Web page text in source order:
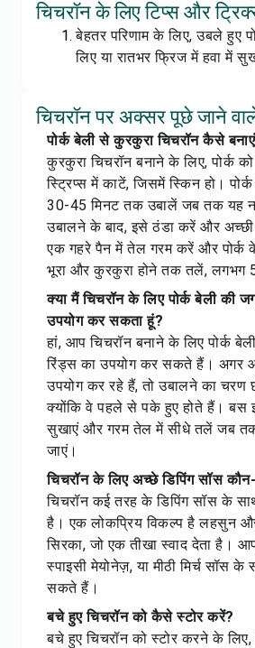
चिचरॉन के लिए टिप्स और
बेहतर परिणाम के लिए, उबले हुए
लिए या रातभर फ्रिज में हवा में
चिचरॉन पर अक्सर पूछे जाने
पोर्क बेली से कुरकुरा चिचरॉन कैसे
कुरकुरा चिचरॉन बनाने के लिए, पोर्क
स्ट्रिप्स में काटें, जिसमें स्किन हो।
30-45 मिनट तक उबालें जब तक यह
उबालने के बाद, इसे ठंडा करें और
एक गहरे पैन में तेल गरम करें और पोर्क
भूरा और कुरकुरा होने तक तलें, लगभग
क्या मैं चिचरॉन के लिए पोर्क बेली की
उपयोग कर सकता हूं?
हां, आप चिचरॉन बनाने के लिए पोर्क
रिंड्स का उपयोग कर सकते हैं। अगर
उपयोग कर रहे हैं, तो उबालने का
क्योंकि वे पहले से पके हुए होते हैं। बस
सुखाएं और गरम तेल में सीधे तलें जब
जाएं।
चिचरॉन के लिए अच्छे डिपिंग सॉस
चिचरॉन कई तरह के डिपिंग सॉस के
है। एक लोकप्रिय विकल्प है लहसुन
सिरका, जो एक तीखा स्वाद देता है।
स्पाइसी मेयोनेज़, या मीठी मिर्च सॉस
सकते हैं।
बचे हुए चिचरॉन को कैसे स्टोर करें?
बचे हुए चिचरॉन को स्टोर करने के लिए,